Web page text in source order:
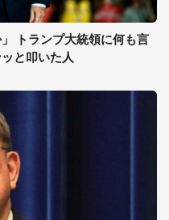
トランプ大統領に何も言
と叩いた人